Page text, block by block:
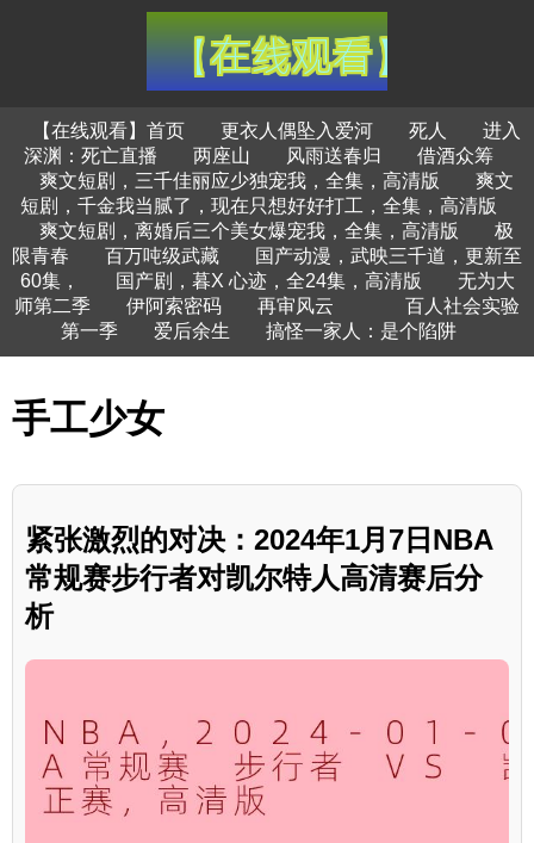
【在线观看】首页 更衣人偶坠入爱河 死人
进入
深渊：死亡直播
两座山 风雨送春归
借酒众筹
爽文短剧，三千佳丽应少独宠我，全集，高清版
爽文
短剧，千金我当腻了，现在只想好好打工，全集，高清版
爽文短剧，离婚后三个美女爆宠我，全集，高清版
极
限青春
百万吨级武藏
国产动漫，武映三千道，更新至
60集，
国产剧，暮X 心迹，全24集，高清版
无为大
师第二季
伊阿索密码 再审风云
百人社会实验
第一季
爱后余生 搞怪一家人：是个陷阱
手工少女
紧张激烈的对决：2024年1月7日NBA
常规赛步行者对凯尔特人高清赛后分
析